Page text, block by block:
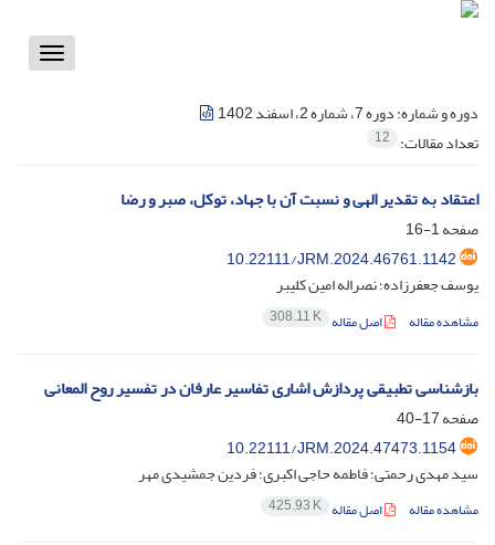
Toggle
دوره و شماره:دوره 7، شماره 2، اسفند 1402
تعداد مقالات: 12
اعتقاد به تقدیر الهی و نسبت آن با جهاد، توکل، صبر و رضا
صفحه1-16
10.22111/JRM.2024.46761.1142
یوسف جعفرزاده؛ نصراله امین کلیبر
مشاهده مقاله اصل مقاله 308.11 K
بازشناسی تطبیقی پردازش اشاری تفاسیر عارفان در تفسیر روح المعانی
صفحه17-40
10.22111/JRM.2024.47473.1154
سید مهدی رحمتی؛ فاطمه حاجی اکبری؛ فردین جمشیدی مهر
مشاهده مقاله اصل مقاله 425.93 K